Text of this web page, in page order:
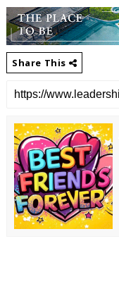
Share This